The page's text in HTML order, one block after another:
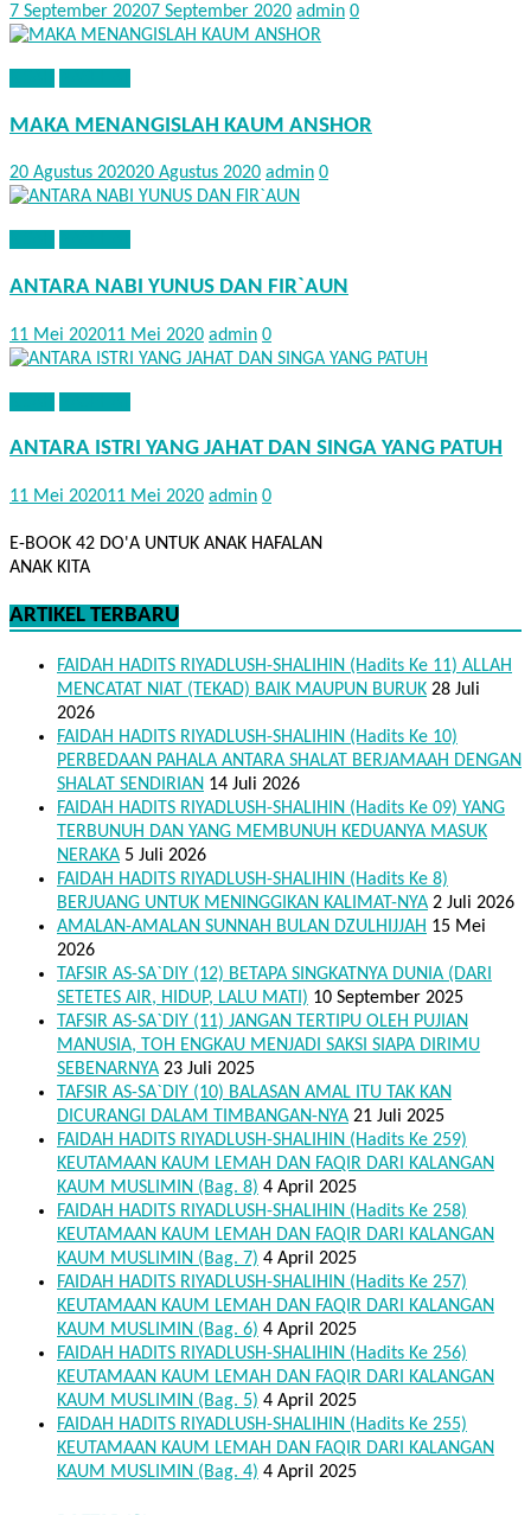
7 September 20207 September 2020 admin 0
MAKA MENANGISLAH KAUM ANSHOR
20 Agustus 202020 Agustus 2020 admin 0
ANTARA NABI YUNUS DAN FIR`AUN
11 Mei 202011 Mei 2020 admin 0
ANTARA ISTRI YANG JAHAT DAN SINGA YANG PATUH
11 Mei 202011 Mei 2020 admin 0
E-BOOK 42 DO'A UNTUK ANAK HAFALAN
ANAK KITA
ARTIKEL TERBARU
FAIDAH HADITS RIYADLUSH-SHALIHIN (Hadits Ke 11) ALLAH
MENCATAT NIAT (TEKAD) BAIK MAUPUN BURUK 28 Juli
2026
FAIDAH HADITS RIYADLUSH-SHALIHIN (Hadits Ke 10)
PERBEDAAN PAHALA ANTARA SHALAT BERJAMAAH DENGAN
SHALAT SENDIRIAN 14 Juli 2026
FAIDAH HADITS RIYADLUSH-SHALIHIN (Hadits Ke 09) YANG
TERBUNUH DAN YANG MEMBUNUH KEDUANYA MASUK
NERAKA 5 Juli 2026
FAIDAH HADITS RIYADLUSH-SHALIHIN (Hadits Ke 8)
BERJUANG UNTUK MENINGGIKAN KALIMAT-NYA 2 Juli 2026
AMALAN-AMALAN SUNNAH BULAN DZULHIJJAH 15 Mei
2026
TAFSIR AS-SA`DIY (12) BETAPA SINGKATNYA DUNIA (DARI
SETETES AIR, HIDUP, LALU MATI) 10 September 2025
TAFSIR AS-SA`DIY (11) JANGAN TERTIPU OLEH PUJIAN
MANUSIA, TOH ENGKAU MENJADI SAKSI SIAPA DIRIMU
SEBENARNYA 23 Juli 2025
TAFSIR AS-SA`DIY (10) BALASAN AMAL ITU TAK KAN
DICURANGI DALAM TIMBANGAN-NYA 21 Juli 2025
FAIDAH HADITS RIYADLUSH-SHALIHIN (Hadits Ke 259)
KEUTAMAAN KAUM LEMAH DAN FAQIR DARI KALANGAN
KAUM MUSLIMIN (Bag. 8) 4 April 2025
FAIDAH HADITS RIYADLUSH-SHALIHIN (Hadits Ke 258)
KEUTAMAAN KAUM LEMAH DAN FAQIR DARI KALANGAN
KAUM MUSLIMIN (Bag. 7) 4 April 2025
FAIDAH HADITS RIYADLUSH-SHALIHIN (Hadits Ke 257)
KEUTAMAAN KAUM LEMAH DAN FAQIR DARI KALANGAN
KAUM MUSLIMIN (Bag. 6) 4 April 2025
FAIDAH HADITS RIYADLUSH-SHALIHIN (Hadits Ke 256)
KEUTAMAAN KAUM LEMAH DAN FAQIR DARI KALANGAN
KAUM MUSLIMIN (Bag. 5) 4 April 2025
FAIDAH HADITS RIYADLUSH-SHALIHIN (Hadits Ke 255)
KEUTAMAAN KAUM LEMAH DAN FAQIR DARI KALANGAN
KAUM MUSLIMIN (Bag. 4) 4 April 2025